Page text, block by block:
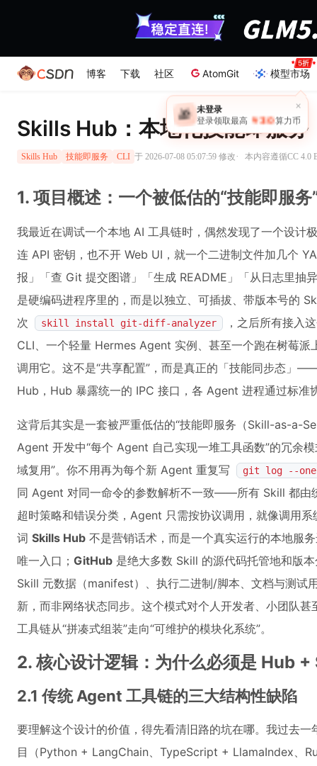
博客 下载 社区 AtomGit 模型市场
×
🎁 未登录
登录领取最高 ￥30 算力币
Skills Hub：本地化技能即服务
Skills Hub 技能即服务 CLI 于 2026-07-08 05:07:59 修改· 本内容遵循CC 4.0
1. 项目概述：一个被低估的“技能即服
我最近在调试一个本地 AI 工具链时，偶然发现了一个设
连 API 密钥，也不开 Web UI，就一个二进制文件加几个
报」「查 Git 提交图谱」「生成 README」「从日志里抽
是硬编码进程序里的，而是以独立、可插拔、带版本号的
次
skill install git-diff-analyzer
，之后所有接入
CLI、一个轻量 Hermes Agent 实例、甚至一个跑在树莓
调用它。这不是“共享配置”，而是真正的「技能同步态」
Hub，Hub 暴露统一的 IPC 接口，各 Agent 进程通过标准
这背后其实是一套被严重低估的“技能即服务（Skill-as-a-
Agent 开发中“每个 Agent 自己实现一堆工具函数”的冗余
域复用”。你不用再为每个新 Agent 重复写
git log --
同 Agent 对同一命令的参数解析不一致——所有 Skill 都由
超时策略和错误分类，Agent 只需按协议调用，就像调用
词 Skills Hub 不是营销话术，而是一个真实运行的本地服
唯一入口； GitHub 是绝大多数 Skill 的源代码托管地和版
Skill 元数据（manifest）、执行二进制/脚本、文档与测试
新，而非网络状态同步。这个模式对个人开发者、小团队
工具链从“拼凑式组装”走向“可维护的模块化系统”。
2. 核心设计逻辑：为什么必须是 Hub
2.1 传统 Agent 工具链的三大结构性缺陷
要理解这个设计的价值，得先看清旧路的坑在哪。我过去
目（Python + LangChain、TypeScript + LlamaIndex、